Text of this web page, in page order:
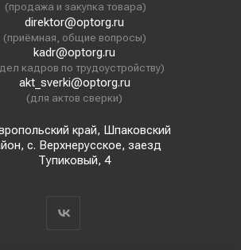
(продажа и закупка товара)
direktor@optorg.ru
(приёмная, общие вопросы)
kadr@optorg.ru
кадров по трудоустройству)
akt_sverki@optorg.ru
(для актов сверки)
край, Шпаковский
с. Верхнерусское, заезд
Тупиковый, 4